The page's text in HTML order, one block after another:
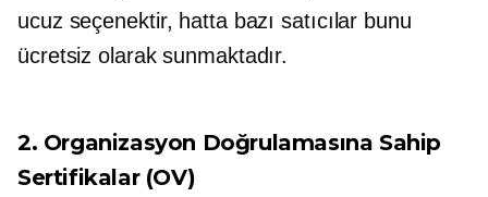
ucuz seçenektir, hatta bazı satıcılar bunu
ücretsiz olarak sunmaktadır.
2. Organizasyon Doğrulamasına Sahip
Sertifikalar (OV)